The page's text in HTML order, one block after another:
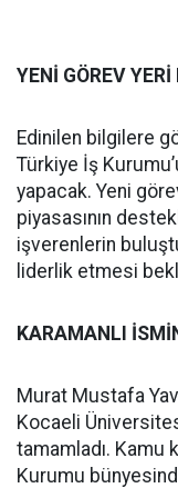
YENİ GÖREV
Edinilen bilgilere
Türkiye İş
yapacak. Yeni
piyasasının
işverenlerin
liderlik etmesi
KARAMANLI
Murat Mustafa
Kocaeli
tamamladı. Kamu
Kurumu